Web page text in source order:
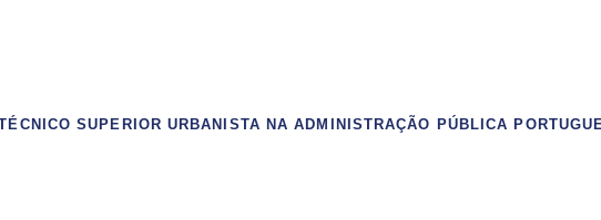
SUPERIOR URBANISTA NA ADMINISTRAÇÃO PÚBLICA